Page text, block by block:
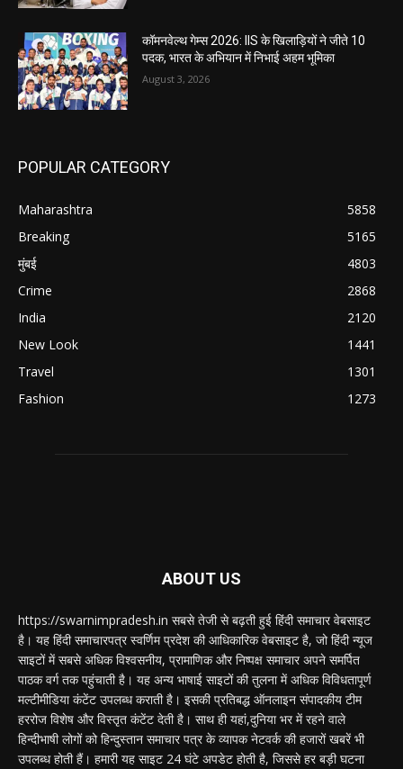
कॉमनवेल्थ गेम्स 2026: IIS के खिलाड़ियों ने जीते 10
पदक, भारत के अभियान में निभाई अहम भूमिका
August 3, 2026
POPULAR CATEGORY
Maharashtra
5858
Breaking
5165
मुंबई
4803
Crime
2868
India
2120
New Look
1441
Travel
1301
Fashion
1273
ABOUT US
https://swarnimpradesh.in सबसे तेजी से बढ़ती हुई हिंदी समाचार वेबसाइट
है। यह हिंदी समाचारपत्र स्वर्णिम प्रदेश की आधिकारिक वेबसाइट है, जो हिंदी न्यूज
साइटों में सबसे अधिक विश्वसनीय, प्रामाणिक और निष्पक्ष समाचार अपने समर्पित
पाठक वर्ग तक पहुंचाती है। यह अन्य भाषाई साइटों की तुलना में अधिक विविधतापूर्ण
मल्टीमीडिया कंटेंट उपलब्ध कराती है। इसकी प्रतिबद्ध ऑनलाइन संपादकीय टीम
हररोज विशेष और विस्तृत कंटेंट देती है। साथ ही यहां,दुनिया भर में रहने वाले
हिन्दीभाषी लोगों को हिन्दुस्तान समाचार पत्र के व्यापक नेटवर्क की हजारों खबरें भी
उपलब्ध होती हैं। हमारी यह साइट 24 घंटे अपडेट होती है, जिससे हर बड़ी घटना